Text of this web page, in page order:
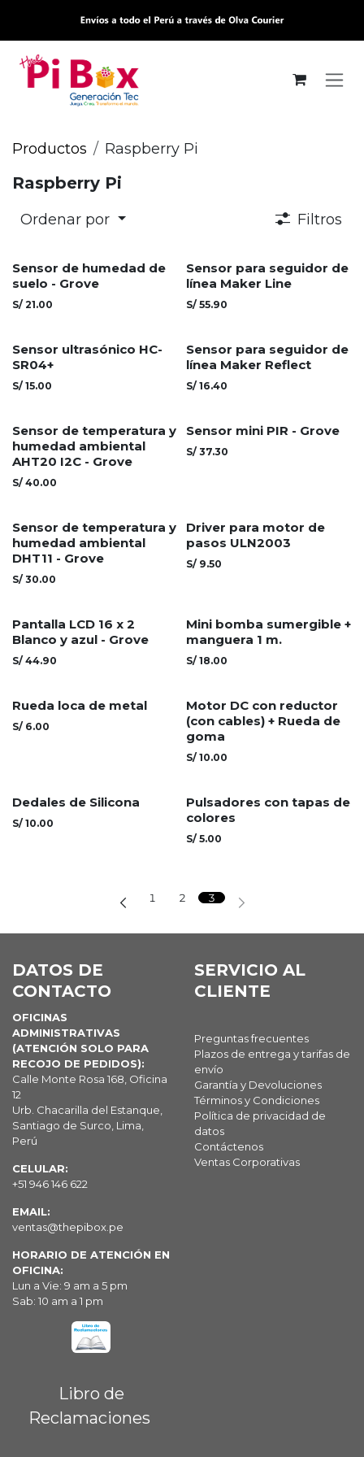
Productos Raspberry Pi
Raspberry Pi
Ordenar por Filtros
Sensor de humedad de
suelo - Grove
S/ 21.00
Sensor para seguidor de
línea Maker Line
S/ 55.90
Sensor ultrasónico HC-
SR04+
S/ 15.00
Sensor para seguidor de
línea Maker Reflect
S/ 16.40
Sensor de temperatura y
humedad ambiental
AHT20 I2C - Grove
S/ 40.00
Sensor mini PIR - Grove
S/ 37.30
Sensor de temperatura y
humedad ambiental
DHT11 - Grove
S/ 30.00
Driver para motor de
pasos ULN2003
S/ 9.50
Pantalla LCD 16 x 2
Blanco y azul - Grove
S/ 44.90
Mini bomba sumergible +
manguera 1 m.
S/ 18.00
Rueda loca de metal
S/ 6.00
Motor DC con reductor
(con cables) + Rueda de
goma
S/ 10.00
Dedales de Silicona
S/ 10.00
Pulsadores con tapas de
colores
S/ 5.00
1 2 3
DATOS DE
CONTACTO
OFICINAS
ADMINISTRATIVAS
(ATENCIÓN SOLO PARA
RECOJO DE PEDIDOS):
Calle Monte Rosa 168, Oficina
12
Urb. Chacarilla del Estanque,
Santiago de Surco, Lima,
Perú
CELULAR:
+51 946 146 622
EMAIL:
ventas@thepibox.pe
HORARIO DE ATENCIÓN EN
OFICINA:
Lun a Vie: 9 am a 5 pm
Sab: 10 am a 1 pm
SERVICIO AL
CLIENTE
Preguntas frecuentes
Plazos de entrega y tarifas de
envío
Garantía y Devoluciones
Términos y Condiciones
Política de privacidad de
datos
Contáctenos
Ventas Corporativas
Libro de
Reclamaciones